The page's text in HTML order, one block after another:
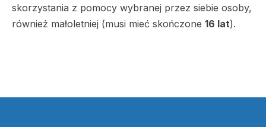
skorzystania z pomocy wybranej przez siebie osoby,
również małoletniej (musi mieć skończone 16 lat).